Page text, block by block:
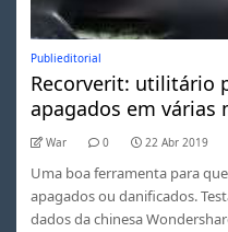
Publieditorial
Recorverit: utilitário
apagados em várias
War 0 22 Abr 2019
Uma boa ferramenta para
apagados ou danificados.
dados da chinesa